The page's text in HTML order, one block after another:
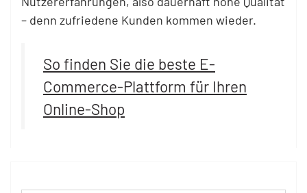
– denn zufriedene Kunden kommen wieder.
So finden Sie die beste E-
Commerce-Plattform für Ihren
Online-Shop